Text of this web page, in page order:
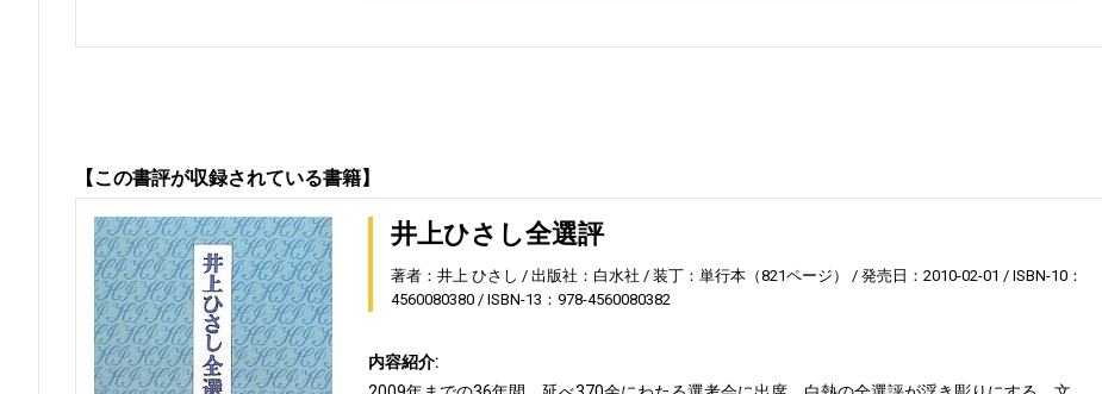
【この書評が収録されている書籍】
井上ひさし全選評
著者：井上 ひさし 出版社：白水社 装丁：単行本（821ページ） 発売日：2010-02-01
ISBN-10：
4560080380
ISBN-13：978-4560080382
内容紹介: